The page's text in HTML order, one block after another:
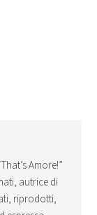
Amore!”
autrice di
riprodotti,